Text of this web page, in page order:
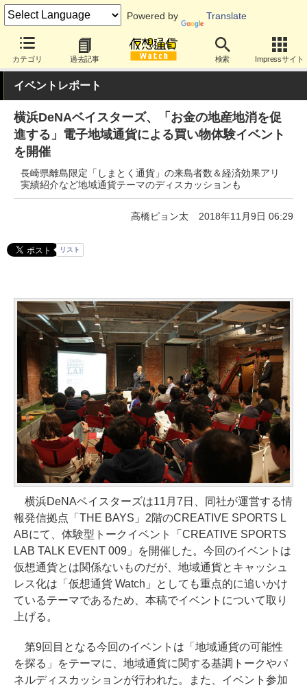
Powered by Translate
カテゴリ 過去記事 検索 Impressサイト
イベントレポート
横浜DeNAベイスターズ、「お金の地産地消を促
進する」電子地域通貨による買い物体験イベント
を開催
長崎県離島限定「しまとく通貨」の来島者数＆経済効果アリ
実績紹介など地域通貨テーマのディスカッションも
高橋ピョン太 2018年11月9日 06:29
リスト
横浜DeNAベイスターズは11月7日、同社が運営する情
報発信拠点「THE BAYS」2階のCREATIVE SPORTS L
ABにて、体験型トークイベント「CREATIVE SPORTS
LAB TALK EVENT 009」を開催した。今回のイベントは
仮想通貨とは関係ないものだが、地域通貨とキャッシュ
レス化は「仮想通貨 Watch」としても重点的に追いかけ
ているテーマであるため、本稿でイベントについて取り
上げる。
第9回目となる今回のイベントは「地域通貨の可能性
を探る」をテーマに、地域通貨に関する基調トークやパ
ネルディスカッションが行われた。また、イベント参加